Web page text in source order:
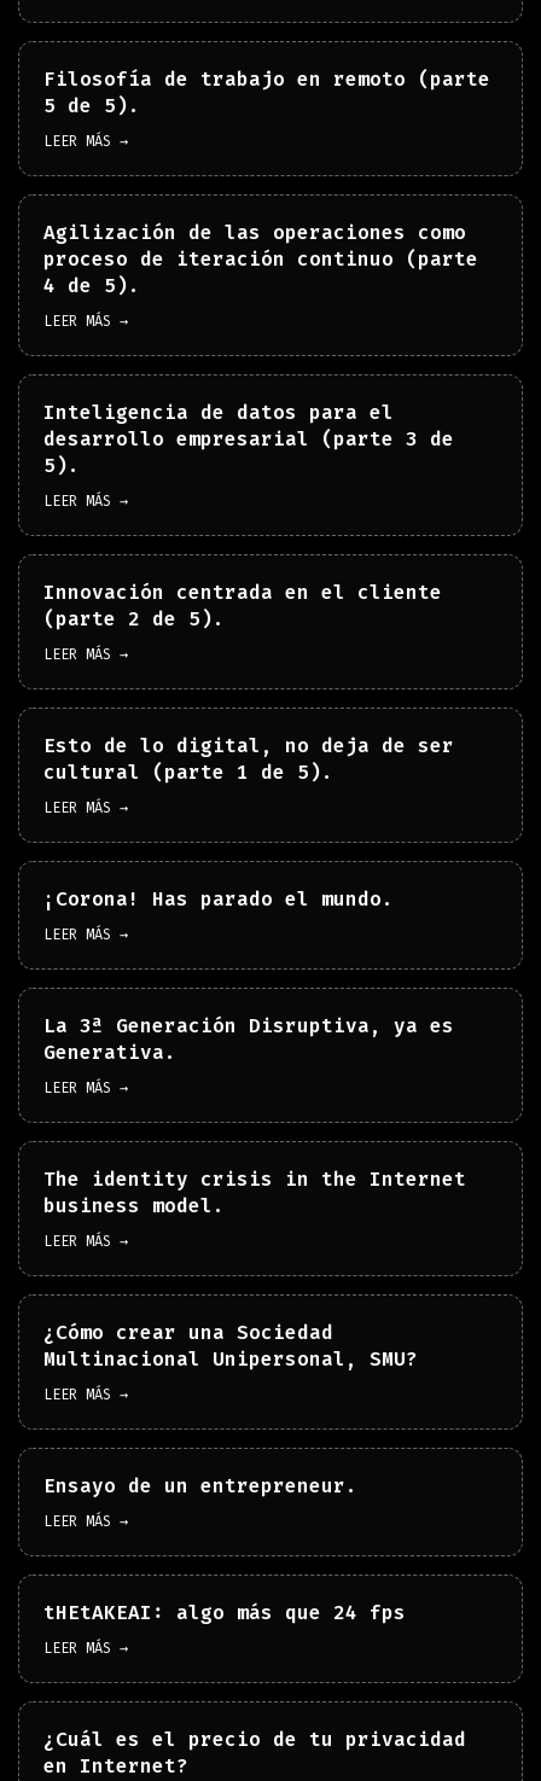
Filosofía de trabajo en remoto (parte
5 de 5).
LEER MÁS →
Agilización de las operaciones como
proceso de iteración continuo (parte
4 de 5).
LEER MÁS →
Inteligencia de datos para el
desarrollo empresarial (parte 3 de
5).
LEER MÁS →
Innovación centrada en el cliente
(parte 2 de 5).
LEER MÁS →
Esto de lo digital, no deja de ser
cultural (parte 1 de 5).
LEER MÁS →
¡Corona! Has parado el mundo.
LEER MÁS →
La 3ª Generación Disruptiva, ya es
Generativa.
LEER MÁS →
The identity crisis in the Internet
business model.
LEER MÁS →
¿Cómo crear una Sociedad
Multinacional Unipersonal, SMU?
LEER MÁS →
Ensayo de un entrepreneur.
LEER MÁS →
tHEtAKEAI: algo más que 24 fps
LEER MÁS →
¿Cuál es el precio de tu privacidad
en Internet?